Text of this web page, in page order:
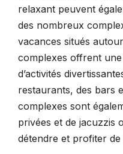
relaxant peuvent
des nombreux
vacances situés
complexes offrent
d’activités
restaurants, des bars
complexes sont
privées et de jacuzzis
détendre et profiter